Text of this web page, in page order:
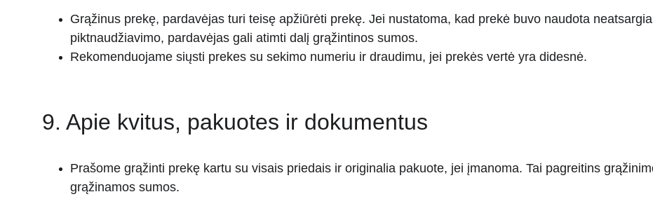
Grąžinus prekę, pardavėjas turi teisę apžiūrėti prekę. Jei nustatoma, kad prekė buvo naudota
piktnaudžiavimo, pardavėjas gali atimti dalį grąžintinos sumos.
Rekomenduojame siųsti prekes su sekimo numeriu ir draudimu, jei prekės vertė yra didesnė.
9. Apie kvitus, pakuotes ir dokumentus
Prašome grąžinti prekę kartu su visais priedais ir originalia pakuote, jei įmanoma. Tai pagreitins
grąžinamos sumos.